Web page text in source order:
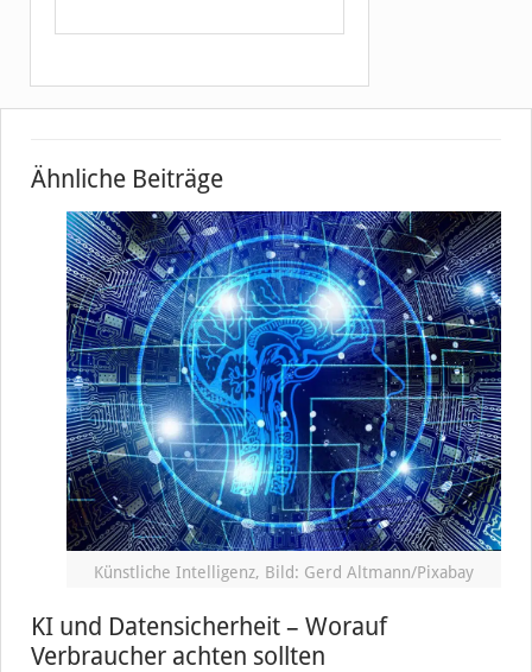
Ähnliche Beiträge
Künstliche Intelligenz, Bild: Gerd Altmann/Pixabay
KI und Datensicherheit – Worauf
Verbraucher achten sollten